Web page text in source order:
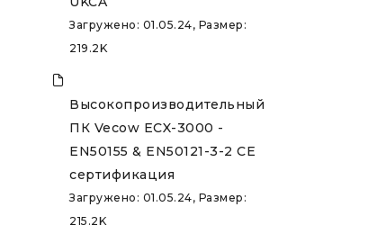
Загружено: 01.05.24, Размер:
219.2K
Высокопроизводительный
ПК Vecow ECX-3000 -
EN50155 & EN50121-3-2 CE
сертификация
Загружено: 01.05.24, Размер:
215.2K